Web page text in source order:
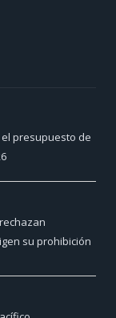
el presupuesto de
su prohibición